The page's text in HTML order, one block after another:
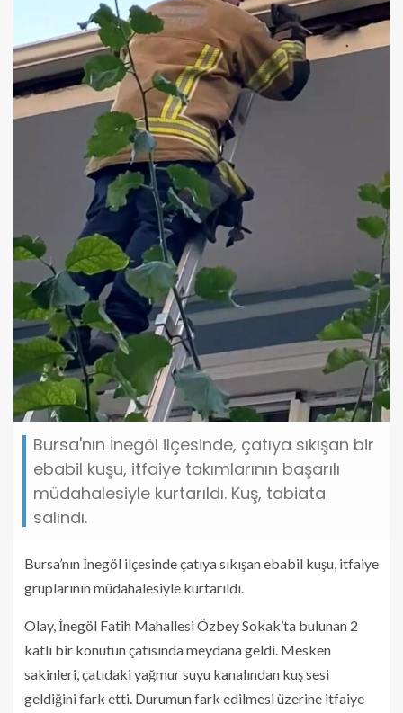
Bursa'nın İnegöl ilçesinde, çatıya sıkışan bir
ebabil kuşu, itfaiye takımlarının başarılı
müdahalesiyle kurtarıldı. Kuş, tabiata
salındı.
Bursa’nın İnegöl ilçesinde çatıya sıkışan ebabil kuşu, itfaiye
gruplarının müdahalesiyle kurtarıldı.
Olay, İnegöl Fatih Mahallesi Özbey Sokak’ta bulunan 2
katlı bir konutun çatısında meydana geldi. Mesken
sakinleri, çatıdaki yağmur suyu kanalından kuş sesi
geldiğini fark etti. Durumun fark edilmesi üzerine itfaiye